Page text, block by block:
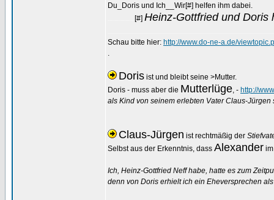
Du_Doris und Ich__Wir[#] helfen ihm dabei.
[#] Heinz-Gottfried und Doris
Schau bitte hier: http://www.do-ne-a.de/
.
Doris ist und bleibt seine >Mutter.
Doris - muss aber die Mutterlüge, - http://
als Kind von seinem erlebten Vater Claus-
Claus-Jürgen ist rechtmäßig der
Selbst aus der Erkenntnis, dass Alexander
Ich, Heinz-Gottfried Neff habe, hatte es zum
denn von Doris erhielt ich ein Eheversprechen